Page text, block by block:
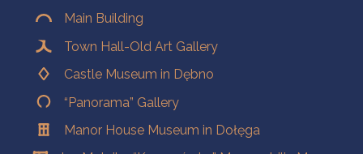
Main Building
Town Hall-Old Art Gallery
Castle Museum in Dębno
“Panorama” Gallery
Manor House Museum in Dołęga